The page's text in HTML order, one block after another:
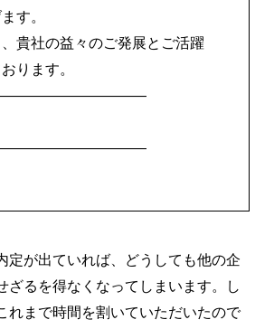
す。
貴社の益々のご発展とご活躍
ります。
定が出ていれば、どうしても他の企
ざるを得なくなってしまいます。し
れまで時間を割いていただいたので